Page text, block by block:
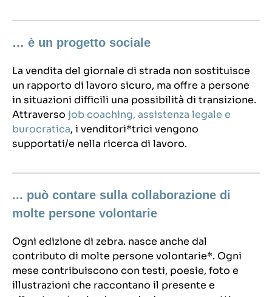
… è un progetto sociale
La vendita del giornale di strada non sostituisce
un rapporto di lavoro sicuro, ma offre a persone
in situazioni difficili una possibilità di transizione.
Attraverso job coaching, assistenza legale e
burocratica, i venditori*trici vengono
supportati/e nella ricerca di lavoro.
... può contare sulla collaborazione di
molte persone volontarie
Ogni edizione di zebra. nasce anche dal
contributo di molte persone volontarie*. Ogni
mese contribuiscono con testi, poesie, foto e
illustrazioni che raccontano il presente e